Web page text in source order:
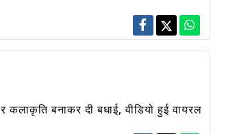
बनाकर दी बधाई, वीडियो हुई वायरल